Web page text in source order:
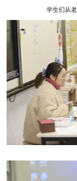
学生们从